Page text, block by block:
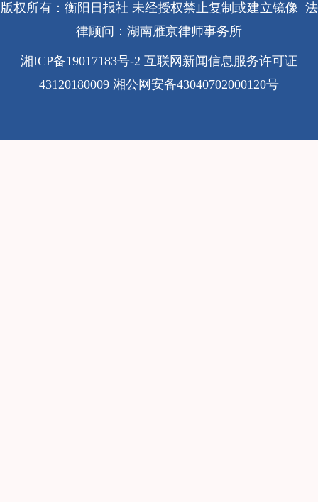
版权所有：衡阳日报社 未经授权禁止复制或建立镜像 法
律顾问：湖南雁京律师事务所
湘ICP备19017183号-2 互联网新闻信息服务许可证
43120180009 湘公网安备43040702000120号